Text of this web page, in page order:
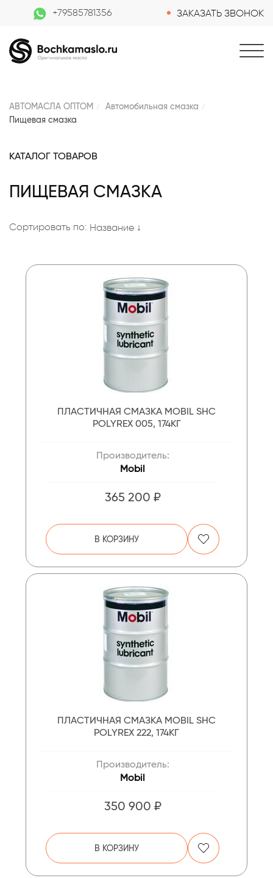
+79585781356 ЗАКАЗАТЬ ЗВОНОК
АВТОМАСЛА ОПТОМ
Автомобильная смазка
Пищевая смазка
КАТАЛОГ ТОВАРОВ
ПИЩЕВАЯ СМАЗКА
Сортировать по: Название ↓
ПЛАСТИЧНАЯ СМАЗКА MOBIL SHC
POLYREX 005, 174КГ
Производитель:
Mobil
365 200 ₽
В КОРЗИНУ
ПЛАСТИЧНАЯ СМАЗКА MOBIL SHC
POLYREX 222, 174КГ
Производитель:
Mobil
350 900 ₽
В КОРЗИНУ